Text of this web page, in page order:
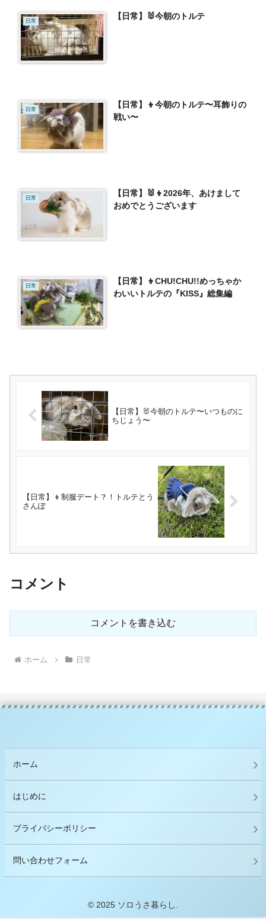
日常 【日常】🐰今朝のトルテ
日常
【日常】👦今朝のトルテ〜耳飾りの
戦い〜
日常
【日常】🐰👦2026年、あけまして
おめでとうございます
日常
【日常】👦CHU!CHU!!めっちゃか
わいいトルテの『KISS』総集編
【日常】🐰今朝のトルテ〜いつものに
ちじょう〜
【日常】👦制服デート？！トルテとう
さんぽ
コメント
コメントを書き込む
ホーム 日常
ホーム
はじめに
プライバシーポリシー
問い合わせフォーム
© 2025 ソロうさ暮らし.